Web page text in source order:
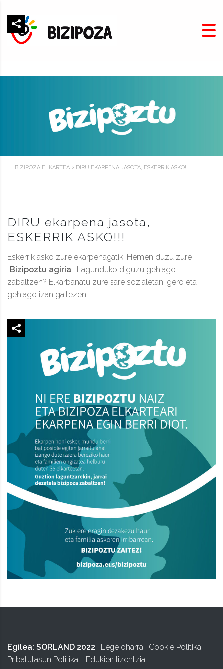
BIZIPOZA ELKARTEA > DIRU EKARPENA JASOTA, ESKERRIK ASKO!
DIRU ekarpena jasota,
ESKERRIK ASKO!!!
Eskerrik asko zure ekarpenagatik. Hemen duzu zure
“Bizipoztu agiria“. Lagunduko diguzu gehiago
zabaltzen? Elkarbanatu zure sare sozialetan, gero eta
gehiago izan gaitezen.
Egilea: SORLAND 2022 Lege oharra Cookie Politika
Pribatutasun Politika
Edukien lizentzia